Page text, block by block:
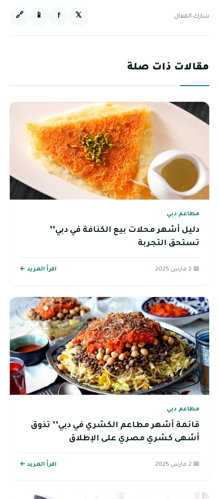
شارك المقال: 𝕏
f
📱
🔗
مقالات ذات صلة
مطاعم دبي
دليل أشهر محلات بيع الكنافة في دبي’’
تستحق التجربة
📅 2 مارس 2025 اقرأ المزيد ←
مطاعم دبي
قائمة أشهر مطاعم الكشري في دبي’’ تذوق
أشهى كشري مصري على الإطلاق
📅 2 مارس 2025 اقرأ المزيد ←